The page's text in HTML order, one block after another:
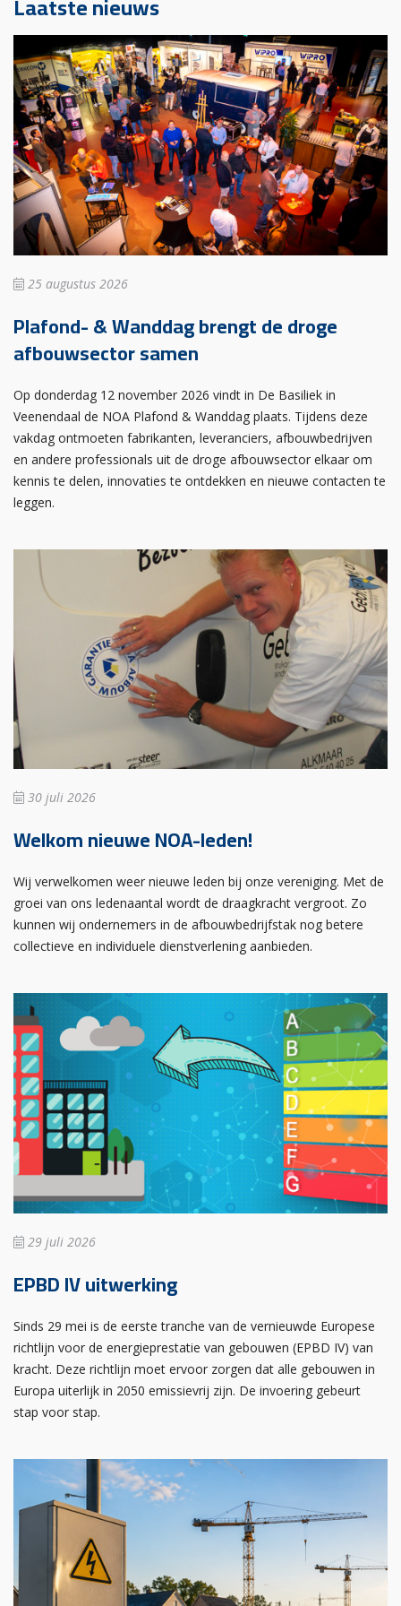
25 augustus 2026
Plafond- & Wanddag brengt de droge
afbouwsector samen
Op donderdag 12 november 2026 vindt in De Basiliek in
Veenendaal de NOA Plafond & Wanddag plaats. Tijdens deze
vakdag ontmoeten fabrikanten, leveranciers, afbouwbedrijven
en andere professionals uit de droge afbouwsector elkaar om
kennis te delen, innovaties te ontdekken en nieuwe contacten te
leggen.
30 juli 2026
Welkom nieuwe NOA-leden!
Wij verwelkomen weer nieuwe leden bij onze vereniging. Met de
groei van ons ledenaantal wordt de draagkracht vergroot. Zo
kunnen wij ondernemers in de afbouwbedrijfstak nog betere
collectieve en individuele dienstverlening aanbieden.
29 juli 2026
EPBD IV uitwerking
Sinds 29 mei is de eerste tranche van de vernieuwde Europese
richtlijn voor de energieprestatie van gebouwen (EPBD IV) van
kracht. Deze richtlijn moet ervoor zorgen dat alle gebouwen in
Europa uiterlijk in 2050 emissievrij zijn. De invoering gebeurt
stap voor stap.